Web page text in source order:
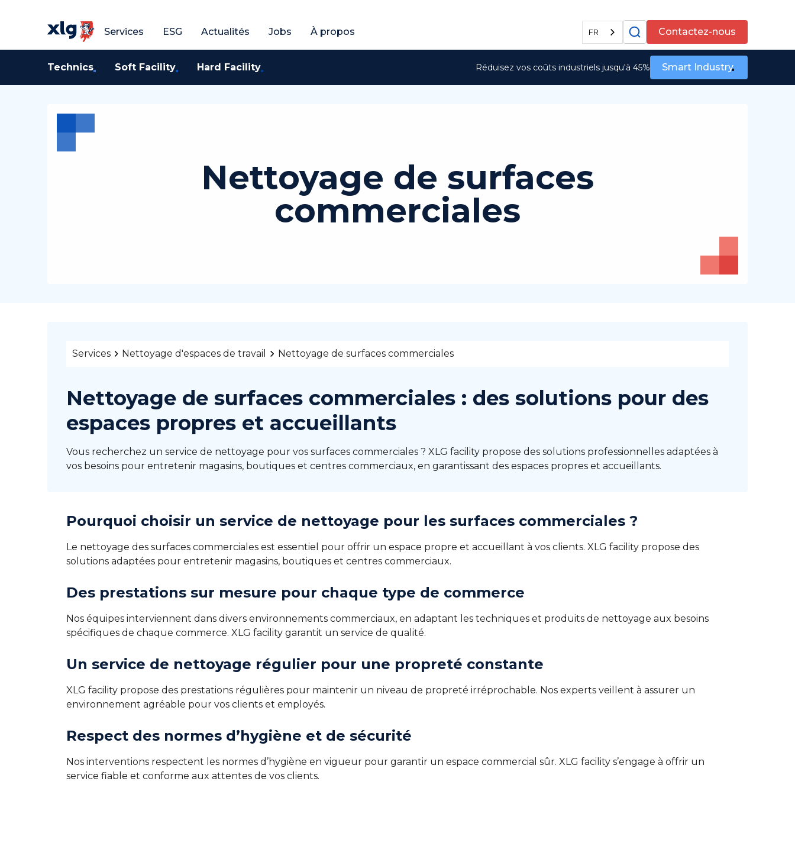
Services ESG Actualités Jobs À propos FR Contactez-nous
Technics Soft Facility Hard Facility Réduisez vos coûts industriels jusqu'à 45% Smart Industry
Nettoyage de surfaces
commerciales
Services Nettoyage d'espaces de travail Nettoyage de surfaces commerciales
Nettoyage de surfaces commerciales : des solutions pour des
espaces propres et accueillants
Vous recherchez un service de nettoyage pour vos surfaces commerciales ? XLG facility propose des solutions professionnelles adaptées à
vos besoins pour entretenir magasins, boutiques et centres commerciaux, en garantissant des espaces propres et accueillants.
Pourquoi choisir un service de nettoyage pour les surfaces commerciales ?
Le nettoyage des surfaces commerciales est essentiel pour offrir un espace propre et accueillant à vos clients. XLG facility propose des
solutions adaptées pour entretenir magasins, boutiques et centres commerciaux.
Des prestations sur mesure pour chaque type de commerce
Nos équipes interviennent dans divers environnements commerciaux, en adaptant les techniques et produits de nettoyage aux besoins
spécifiques de chaque commerce. XLG facility garantit un service de qualité.
Un service de nettoyage régulier pour une propreté constante
XLG facility propose des prestations régulières pour maintenir un niveau de propreté irréprochable. Nos experts veillent à assurer un
environnement agréable pour vos clients et employés.
Respect des normes d’hygiène et de sécurité
Nos interventions respectent les normes d’hygiène en vigueur pour garantir un espace commercial sûr. XLG facility s’engage à offrir un
service fiable et conforme aux attentes de vos clients.